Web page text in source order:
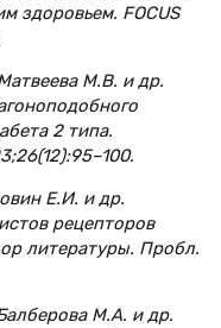
здоровьем. FOCUS
М.В. и др.
2 типа.
Е.И. и др.
рецепторов
литературы. Пробл.
М.А. и др.